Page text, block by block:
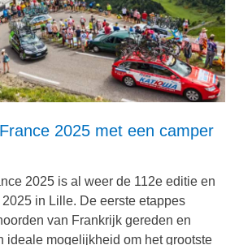
2025 met een camper
2025 is al weer de 112e editie en
in Lille. De eerste etappes
van Frankrijk gereden en
ideale mogelijkheid om het grootste